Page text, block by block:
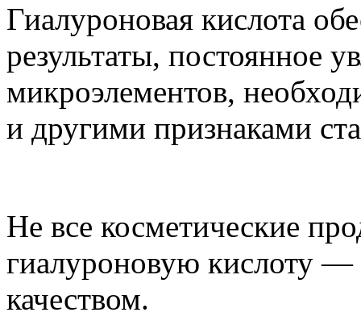
Гиалуроновая кислота
результаты, постоянное
микроэлементов,
и другими признаками
Не все косметические
гиалуроновую кислоту
качеством.